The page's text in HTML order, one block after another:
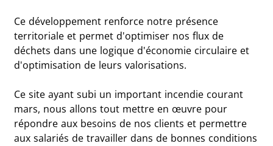
Ce développement renforce notre présence
territoriale et permet d'optimiser nos flux de
déchets dans une logique d'économie circulaire et
d'optimisation de leurs valorisations.
Ce site ayant subi un important incendie courant
mars, nous allons tout mettre en œuvre pour
répondre aux besoins de nos clients et permettre
aux salariés de travailler dans de bonnes conditions